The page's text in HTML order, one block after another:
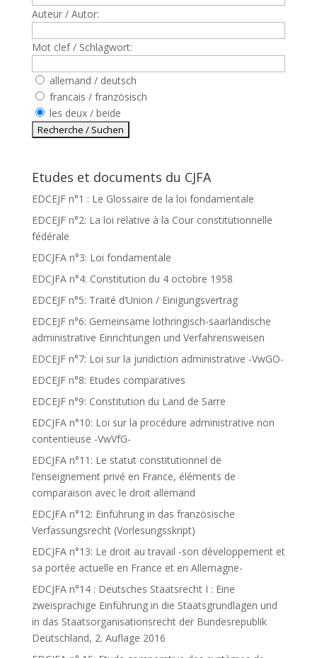
Auteur / Autor:
Mot clef / Schlagwort:
allemand / deutsch
francais / französisch
les deux / beide
Etudes et documents du CJFA
EDCEJF n°1 : Le Glossaire de la loi fondamentale
EDCEJF n°2: La loi relative à la Cour constitutionnelle
fédérale
EDCJFA n°3: Loi fondamentale
EDCJFA n°4: Constitution du 4 octobre 1958
EDCEJF n°5: Traité d’Union / Einigungsvertrag
EDCEJF n°6: Gemeinsame lothringisch-saarländische
administrative Einrichtungen und Verfahrensweisen
EDCEJF n°7: Loi sur la juridiction administrative -VwGO-
EDCEJF n°8: Etudes comparatives
EDCEJF n°9: Constitution du Land de Sarre
EDCJFA n°10: Loi sur la procédure administrative non
contentieuse -VwVfG-
EDCJFA n°11: Le statut constitutionnel de
l’enseignement privé en France, éléments de
comparaison avec le droit allemand
EDCJFA n°12: Einführung in das französische
Verfassungsrecht (Vorlesungsskript)
EDCJFA n°13: Le droit au travail -son développement et
sa portée actuelle en France et en Allemagne-
EDCJFA n°14 : Deutsches Staatsrecht I : Eine
zweisprachige Einführung in die Staatsgrundlagen und
in das Staatsorganisationsrecht der Bundesrepublik
Deutschland, 2. Auflage 2016